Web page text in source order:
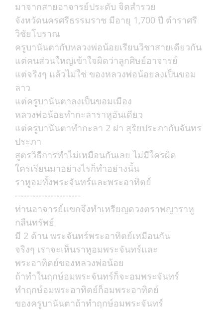
มาจากสายอาจารย์ประดับ จิตสำรวย
จังหวัดนครศรีธรรมราช มีอายุ 1,700 ปี ตำราศรี
วิชัยโบราณ
ครูบานันตากับหลวงพ่อน้อยเรียนวิชาสายเดียวกัน
แต่คนส่วนใหญ่เข้าใจผิดว่าลูกศิษย์อาจารย์
แต่จริงๆ แล้วไม่ใช่ ของหลวงพ่อน้อยลงเป็นขอม
ลาว
แต่ครูบานันตาลงเป็นขอมเมือง
หลวงพ่อน้อยทำกะลาราหูอันเดียว
แต่ครูบานันตาทำกะลา 2 ฝา สุริยประภากับจันทร
ประภา
สูตรวิธีการทำไม่เหมือนกันเลย ไม่มีใครผิด
ใครเรียนมาอย่างไรก็ทำอย่างนั้น
ราหูอมทั้งพระจันทร์และพระอาทิตย์
----------------------
ท่านอาจารย์แขกจึงทำเหรียญดวงตราพญาราหู
กลืนทรัพย์
มี 2 ด้าน พระจันทร์พระอาทิตย์เหมือนกัน
จริงๆ เราจะเห็นราหูอมพระจันทร์และ
พระอาทิตย์ของหลวงพ่อน้อย
ถ้าทำในฤกษ์อมพระจันทร์ก็จะอมพระจันทร์
ทำฤกษ์อมพระอาทิตย์ก็อมพระอาทิตย์
ของครูบานันตาถ้าทำฤกษ์อมพระจันทร์